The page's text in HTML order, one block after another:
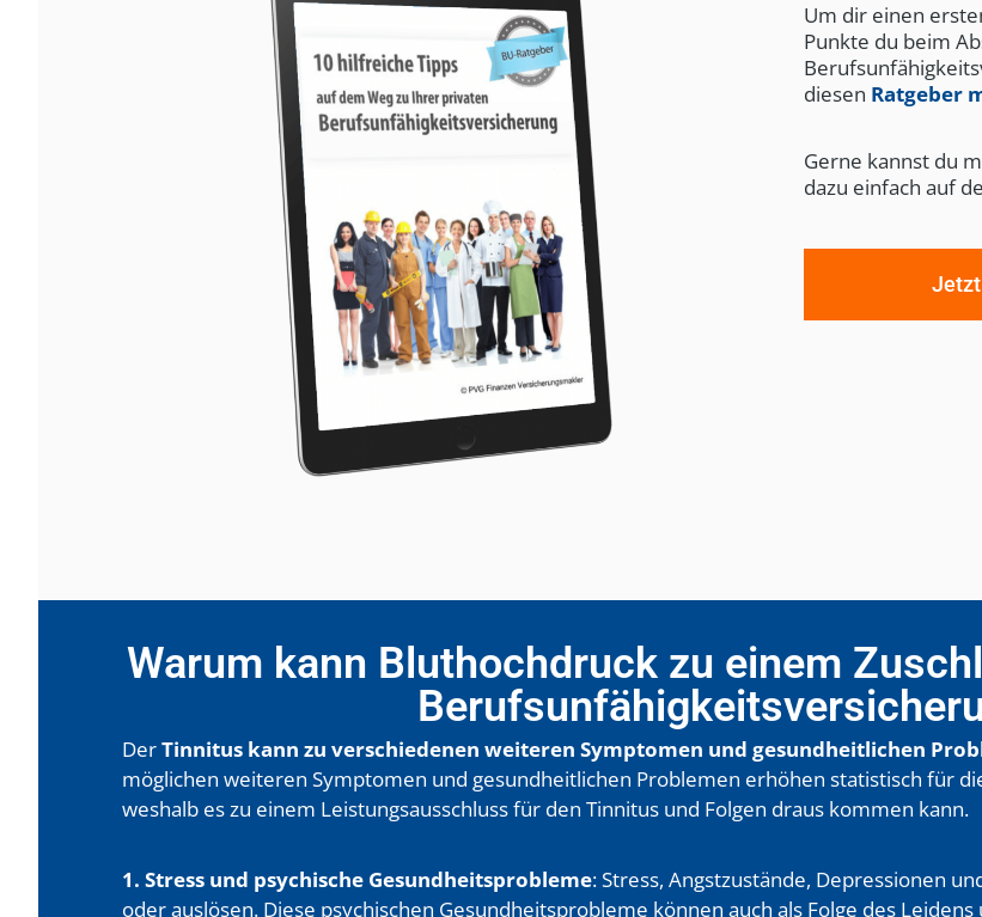
Um dir einen
Punkte du beim
diesen Ratgeber
Gerne kannst du
dazu einfach auf
Warum kann Bluthochdruck zu einem
DerTinnitus kann zu verschiedenen weiteren Symptomen und gesundheitlichen
möglichen weiteren Symptomen und gesundheitlichen Problemen erhöhen statistisch für
weshalb es zu einem Leistungsausschluss für den Tinnitus und Folgen draus kommen kann.
1. Stress und psychische Gesundheitsprobleme: Stress, Angstzustände, Depressionen
oder auslösen. Diese psychischen Gesundheitsprobleme können auch als Folge des